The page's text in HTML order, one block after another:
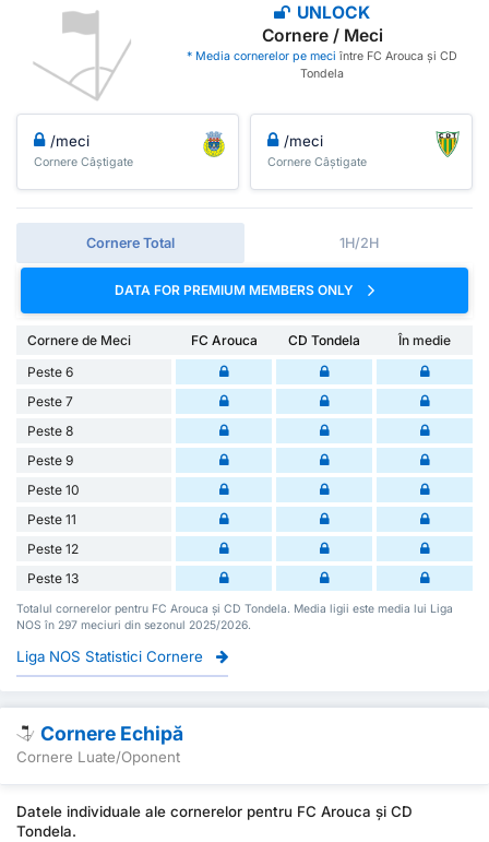
UNLOCK
Cornere / Meci
* Media cornerelor pe meci între FC Arouca și CD
Tondela
/meci
Cornere Câștigate
/meci
Cornere Câștigate
Cornere Total 1H/2H
DATA FOR PREMIUM MEMBERS ONLY
Cornere de Meci FC Arouca CD Tondela
În medie
Peste 6
Peste 7
Peste 8
Peste 9
Peste 10
Peste 11
Peste 12
Peste 13
Totalul cornerelor pentru FC Arouca și CD Tondela. Media ligii este media lui Liga
NOS în 297 meciuri din sezonul 2025/2026.
Liga NOS Statistici Cornere
Cornere Echipă
Cornere Luate/Oponent
Datele individuale ale cornerelor pentru FC Arouca și CD
Tondela.